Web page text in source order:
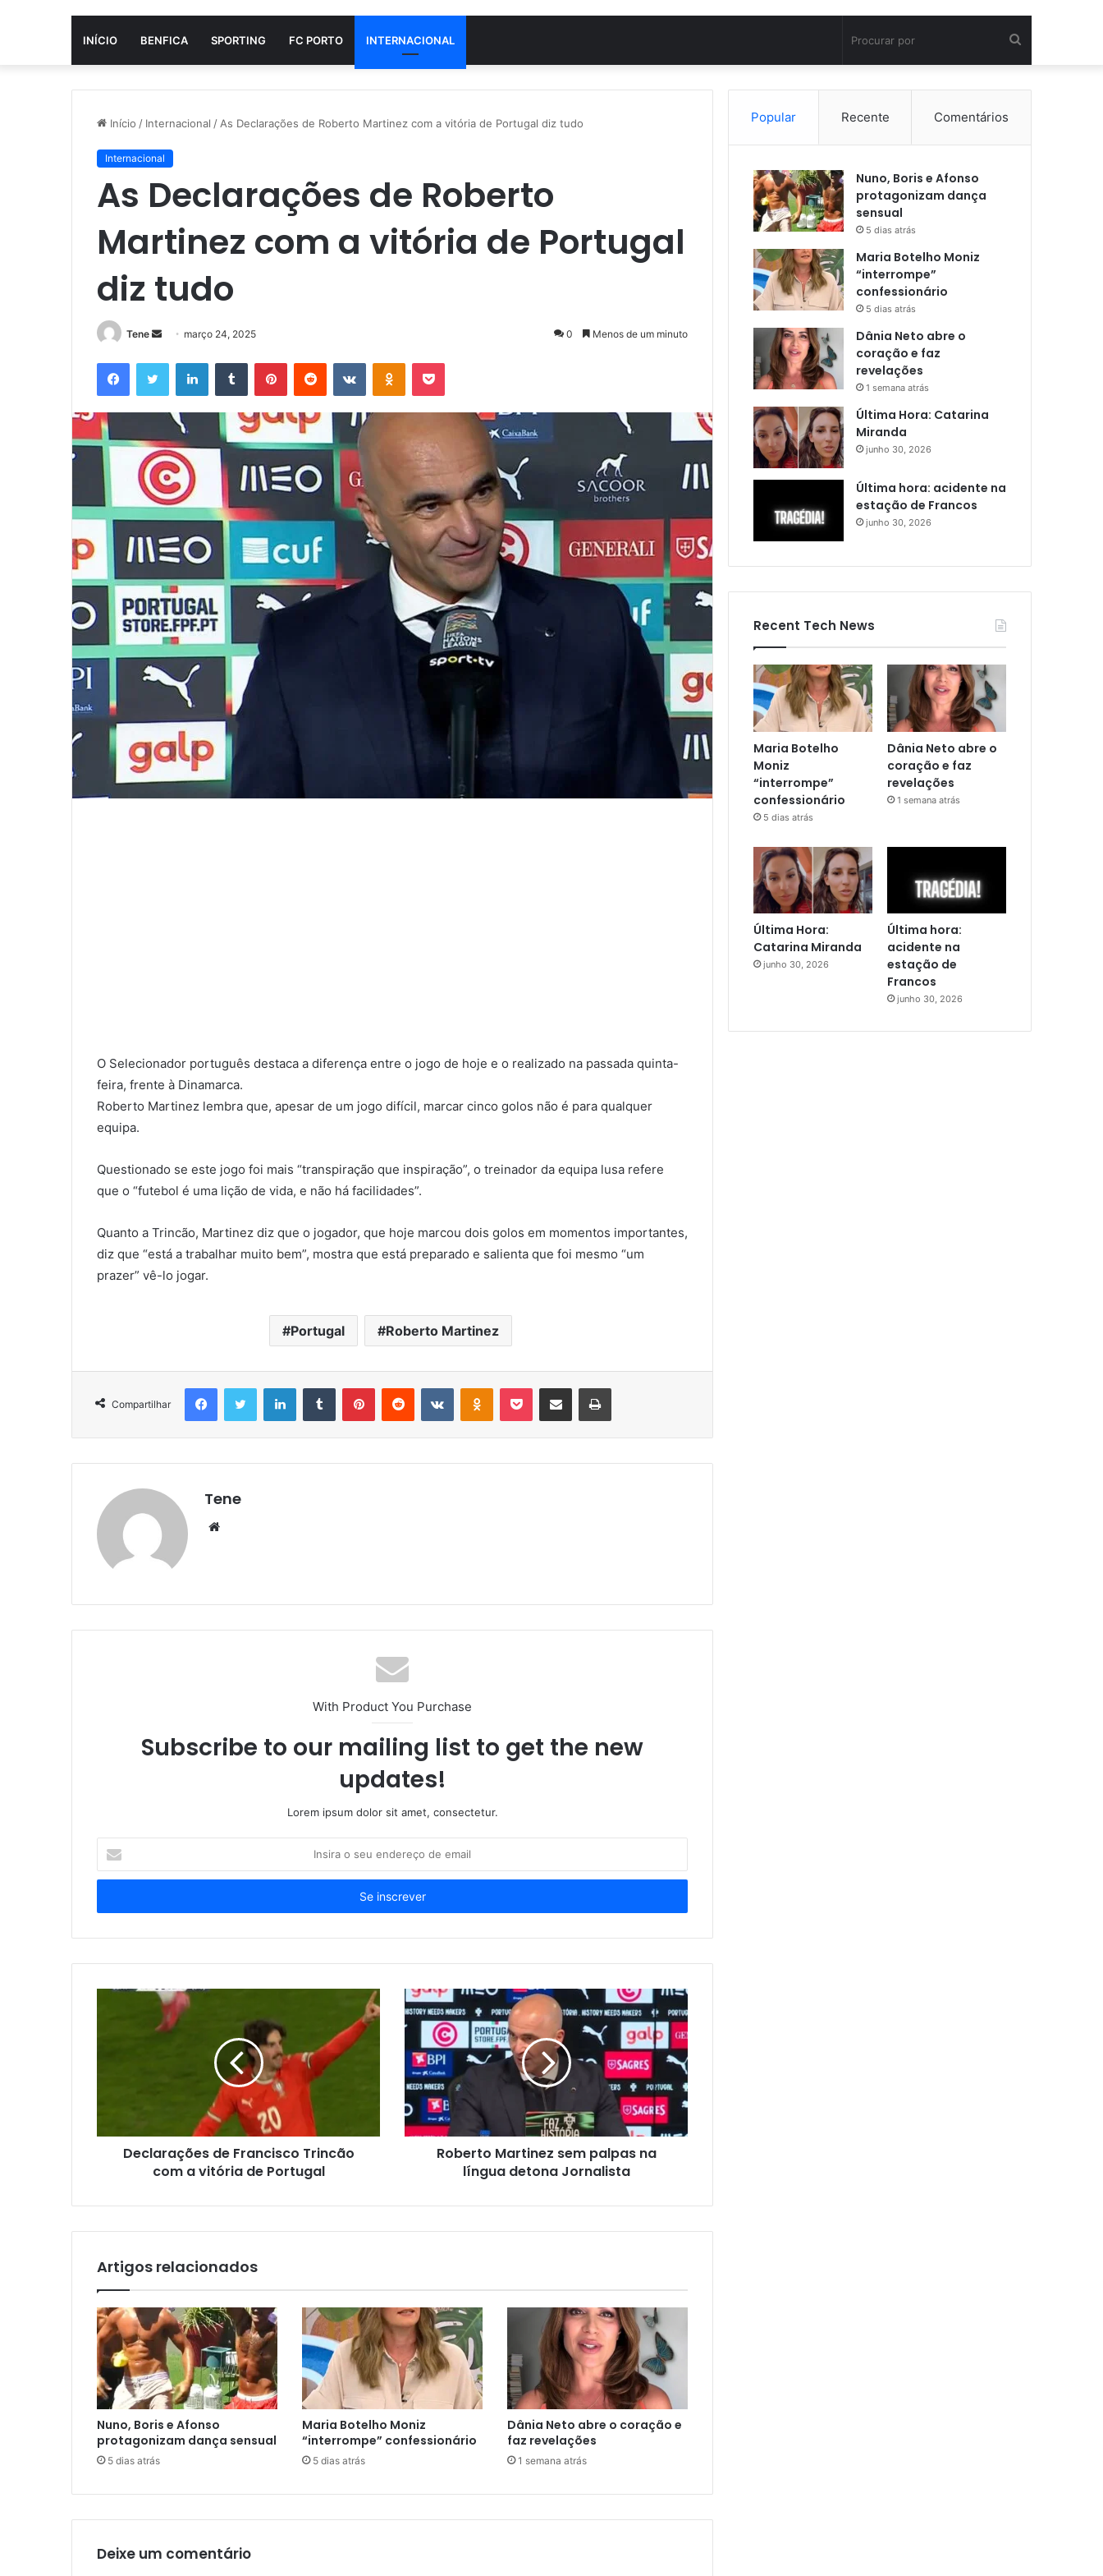
INÍCIO BENFICA SPORTING FC PORTO INTERNACIONAL
por
Início / Internacional / As Declarações de Roberto Martinez com a vitória de Portugal diz tudo
Internacional
As Declarações de Roberto
Martinez com a vitória de Portugal
diz tudo
Tene
Mande
mail
março 24, 2025 0 Menos de um minuto
FacebookTwitter LinkedinTumblr PinterestReddit VK OK Pocket
O Selecionador português destaca a diferença entre o jogo de hoje e o realizado na passada quinta-
feira, frente à Dinamarca.
Roberto Martinez lembra que, apesar de um jogo difícil, marcar cinco golos não é para qualquer
equipa.
Questionado se este jogo foi mais “transpiração que inspiração”, o treinador da equipa lusa refere
que o “futebol é uma lição de vida, e não há facilidades”.
Quanto a Trincão, Martinez diz que o jogador, que hoje marcou dois golos em momentos importantes,
diz que “está a trabalhar muito bem”, mostra que está preparado e salienta que foi mesmo “um
prazer” vê-lo jogar.
Portugal Roberto Martinez
Compartilhar
FacebookTwitter LinkedinTumblr PinterestReddit VK OK Pocket Compartilhar via e-mail Imprimir
Tene
Website
With Product You Purchase
Subscribe to our mailing list to get the new
updates!
Lorem ipsum dolor sit amet, consectetur.
seu
de
Declarações de Francisco Trincão
com a vitória de Portugal
Roberto Martinez sem palpas na
língua detona Jornalista
Artigos relacionados
Nuno, Boris e Afonso
protagonizam dança sensual
5 dias atrás
Maria Botelho Moniz
“interrompe” confessionário
5 dias atrás
Dânia Neto abre o coração e
faz revelações
1 semana atrás
Deixe um comentário
Popular Recente Comentários
Nuno, Boris e Afonso
protagonizam dança
sensual
5 dias atrás
Maria Botelho Moniz
“interrompe”
confessionário
5 dias atrás
Dânia Neto abre o
coração e faz
revelações
1 semana atrás
Última Hora: Catarina
Miranda
junho 30, 2026
Última hora: acidente na
estação de Francos
junho 30, 2026
Recent Tech News
Maria Botelho
Moniz
“interrompe”
confessionário
5 dias atrás
Dânia Neto abre o
coração e faz
revelações
1 semana atrás
Última Hora:
Catarina Miranda
junho 30, 2026
Última hora:
acidente na
estação de
Francos
junho 30, 2026